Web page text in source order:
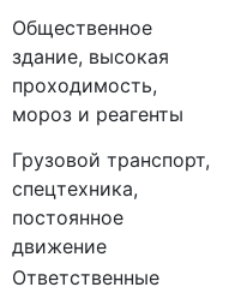
Общественное
здание, высокая
проходимость,
мороз и реагенты
Грузовой транспорт,
спецтехника,
постоянное
движение
Ответственные